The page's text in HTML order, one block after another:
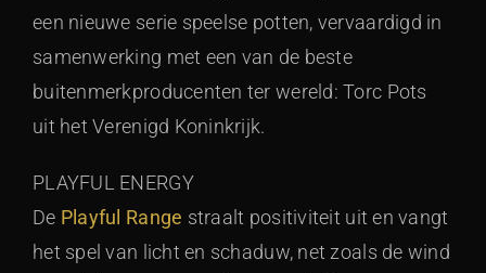
een nieuwe serie speelse potten, vervaardigd in
samenwerking met een van de beste
buitenmerkproducenten ter wereld: Torc Pots
uit het Verenigd Koninkrijk.
PLAYFUL ENERGY
De Playful Range straalt positiviteit uit en vangt
het spel van licht en schaduw, net zoals de wind